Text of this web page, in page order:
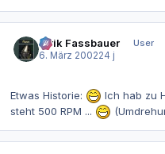
Alrik Fassbauer
User
6. März 200224 j
Etwas Historie:
Ich hab zu
steht 500 RPM ...